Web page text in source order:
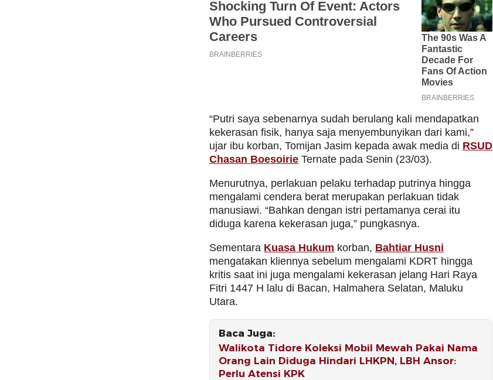
“Putri saya sebenarnya sudah berulang kali mendapatkan
kekerasan fisik, hanya saja menyembunyikan dari kami,”
ujar ibu korban, Tomijan Jasim kepada awak media di RSUD
Chasan Boesoirie Ternate pada Senin (23/03).
Menurutnya, perlakuan pelaku terhadap putrinya hingga
mengalami cendera berat merupakan perlakuan tidak
manusiawi. “Bahkan dengan istri pertamanya cerai itu
diduga karena kekerasan juga,” pungkasnya.
Sementara Kuasa Hukum korban, Bahtiar Husni
mengatakan kliennya sebelum mengalami KDRT hingga
kritis saat ini juga mengalami kekerasan jelang Hari Raya
Fitri 1447 H lalu di Bacan, Halmahera Selatan, Maluku
Utara.
Baca Juga:
Walikota Tidore Koleksi Mobil Mewah Pakai Nama
Orang Lain Diduga Hindari LHKPN, LBH Ansor:
Perlu Atensi KPK